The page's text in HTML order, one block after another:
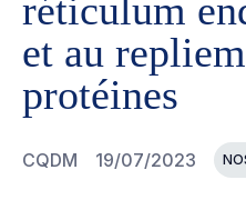
réticulum
et au
protéines
CQDM 19/07/2023